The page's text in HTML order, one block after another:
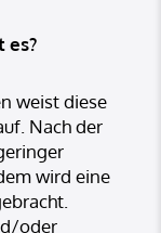
es?
weist diese
Nach der
wird eine
oder